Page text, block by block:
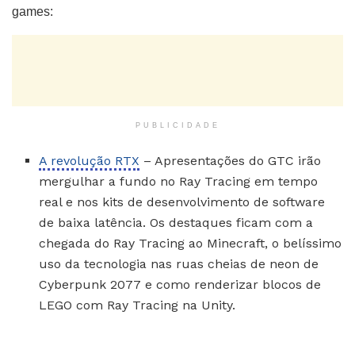
games:
PUBLICIDADE
A revolução RTX – Apresentações do GTC irão
mergulhar a fundo no Ray Tracing em tempo
real e nos kits de desenvolvimento de software
de baixa latência. Os destaques ficam com a
chegada do Ray Tracing ao Minecraft, o belíssimo
uso da tecnologia nas ruas cheias de neon de
Cyberpunk 2077 e como renderizar blocos de
LEGO com Ray Tracing na Unity.